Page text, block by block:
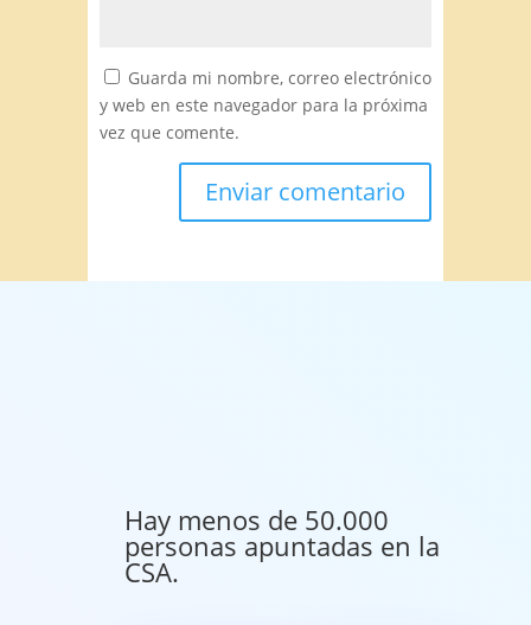
Guarda mi nombre, correo electrónico
y web en este navegador para la próxima
vez que comente.
Hay menos de 50.000
personas apuntadas en la
CSA.